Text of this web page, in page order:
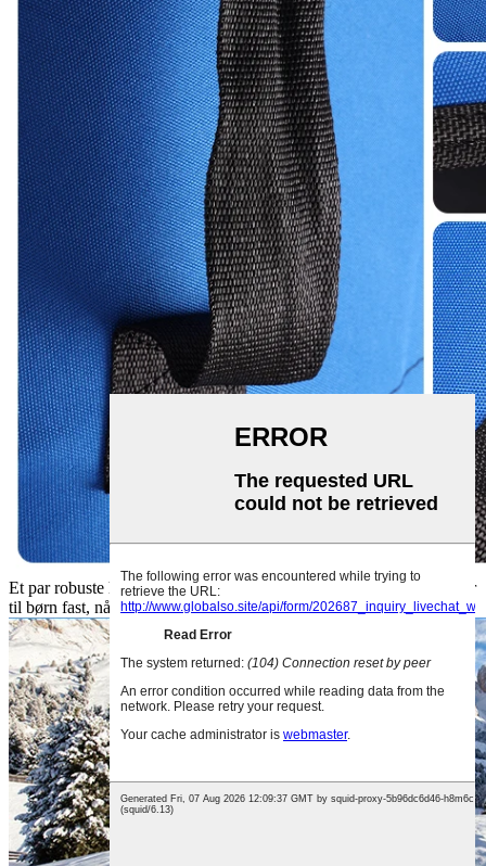
Et par robuste håndtag sikrer, at du kan holde den oppustelige snerør
til børn fast, når du støder på problemer.